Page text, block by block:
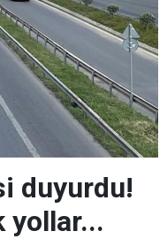
duyurdu!
yollar...